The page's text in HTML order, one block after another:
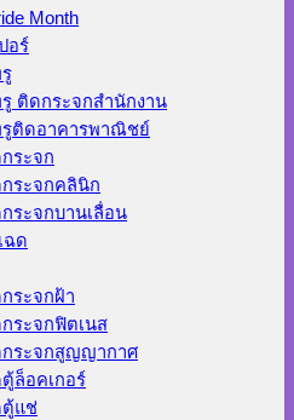
Month
อร์
ติดกระจกสำนักงาน
รูติดอาคารพาณิชย์
ระจก
ระจกคลินิก
ระจกบานเลื่อน
ฉด
ระจกฝ้า
ระจกฟิตเนส
กระจกสูญญากาศ
ล็อคเกอร์
ตู้แช่